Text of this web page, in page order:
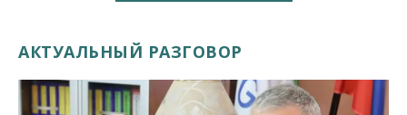
АКТУАЛЬНЫЙ РАЗГОВОР